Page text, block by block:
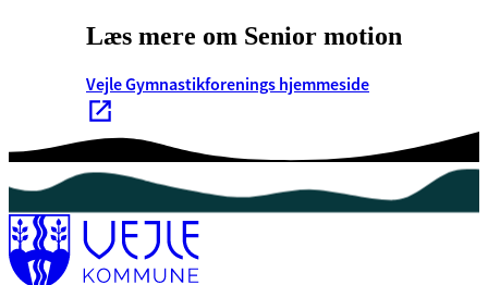
Læs mere om Senior motion
Vejle Gymnastikforenings hjemmeside